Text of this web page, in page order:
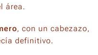
área.
, con un cabezazo,
definitivo.